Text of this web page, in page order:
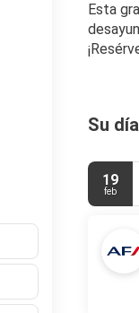
Esta
Su
19
feb